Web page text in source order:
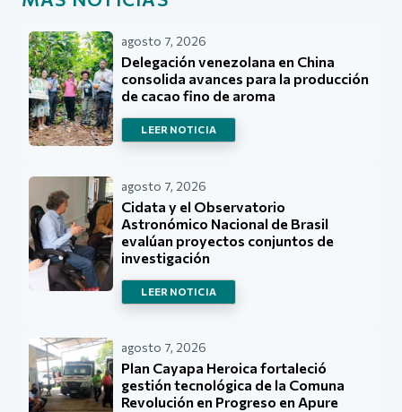
agosto 7, 2026
Delegación venezolana en China
consolida avances para la producción
de cacao fino de aroma
LEER NOTICIA
agosto 7, 2026
Cidata y el Observatorio
Astronómico Nacional de Brasil
evalúan proyectos conjuntos de
investigación
LEER NOTICIA
agosto 7, 2026
Plan Cayapa Heroica fortaleció
gestión tecnológica de la Comuna
Revolución en Progreso en Apure